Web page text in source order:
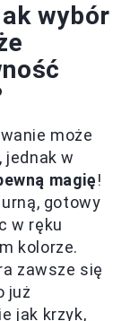
wybór
może
w
magię!
gotowy
w ręku
kolorze.
zawsze się
już
jak krzyk,